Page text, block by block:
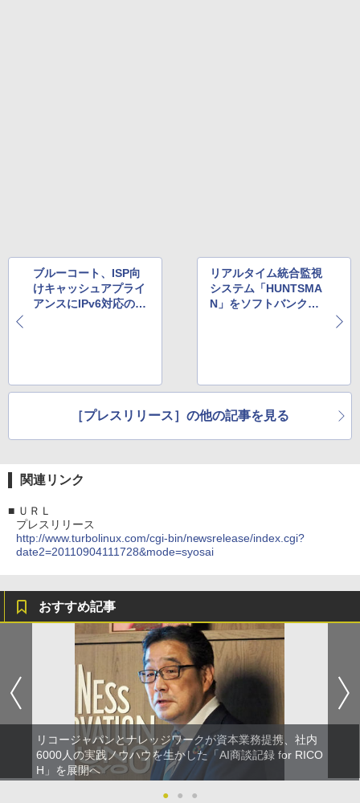
ブルーコート、ISP向
けキャッシュアプライ
アンスにIPv6対応の新
リアルタイム統合監視
システム「HUNTSMA
N」をソフトバンクテ
［プレスリリース］の他の記事を見る
関連リンク
■ ＵＲＬ
プレスリリース
http://www.turbolinux.com/cgi-bin/newsrelease/index.cgi?
date2=20110904111728&mode=syosai
おすすめ記事
リコージャパンとナレッジワークが資本業務提携、社内
6000人の実践ノウハウを生かした「AI商談記録 for RICO
H」を展開へ
●
● ●